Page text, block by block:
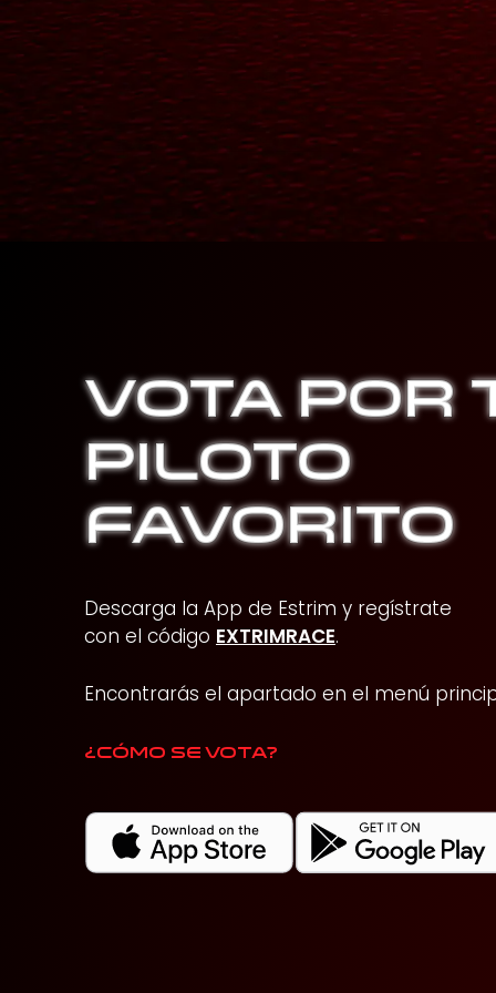
VOTA POR
PILOTO
FAVORITO
Descarga la App de Estrim y regístrate
con el código EXTRIMRACE.
Encontrarás el apartado en el menú
¿Cómo se vota?